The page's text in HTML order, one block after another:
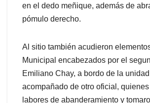
en el dedo meñique, además de
pómulo derecho.
Al sitio también acudieron
Municipal encabezados por el
Emiliano Chay, a bordo de la
acompañado de otro oficial,
labores de abanderamiento y